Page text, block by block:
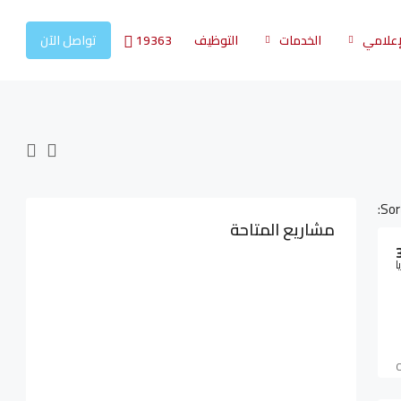
الخدمات التوظيف 19363 تواصل الآن
مشاريع المتاحة